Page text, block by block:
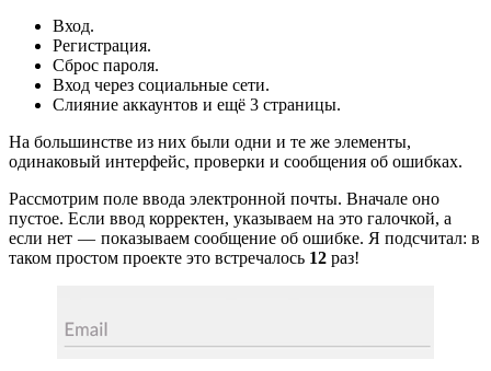
Вход.
Регистрация.
Сброс пароля.
Вход через социальные сети.
Слияние аккаунтов и ещё 3 страницы.
На большинстве из них были одни и те же элементы,
одинаковый интерфейс, проверки и сообщения об ошибках.
Рассмотрим поле ввода электронной почты. Вначале оно
пустое. Если ввод корректен, указываем на это галочкой, а
если нет — показываем сообщение об ошибке. Я подсчитал: в
таком простом проекте это встречалось 12 раз!